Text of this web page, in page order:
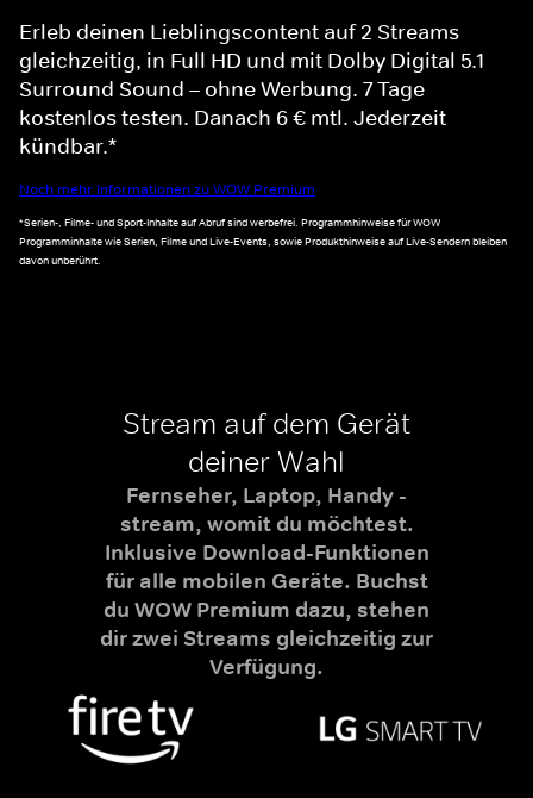
Erleb deinen Lieblingscontent auf 2 Streams
gleichzeitig, in Full HD und mit Dolby Digital 5.1
Surround Sound – ohne Werbung. 7 Tage
kostenlos testen. Danach 6 € mtl. Jederzeit
kündbar.*
Noch mehr Informationen zu WOW Premium
*Serien-, Filme- und Sport-Inhalte auf Abruf sind werbefrei. Programmhinweise für WOW
Programminhalte wie Serien, Filme und Live-Events, sowie Produkthinweise auf Live-Sendern bleiben
davon unberührt.
Stream auf dem Gerät
deiner Wahl
Fernseher, Laptop, Handy -
stream, womit du möchtest.
Inklusive Download-Funktionen
für alle mobilen Geräte. Buchst
du WOW Premium dazu, stehen
dir zwei Streams gleichzeitig zur
Verfügung.